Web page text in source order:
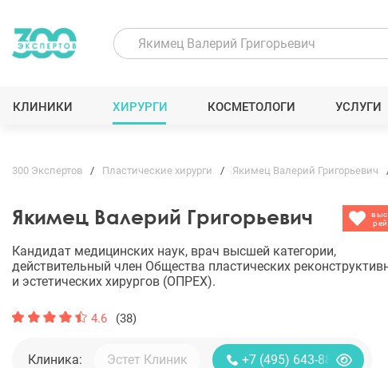
КЛИНИКИ ХИРУРГИ КОСМЕТОЛОГИ УСЛУГИ
300 Экспертов Пластические хирурги Якимец Валерий Григорьевич
Якимец Валерий Григорьевич
Кандидат медицинских наук, врач высшей категории,
действительный член Общества пластических
и эстетических хирургов (ОПРЕХ).
4.6 (38)
Клиника: +7 (495) 643-88-80